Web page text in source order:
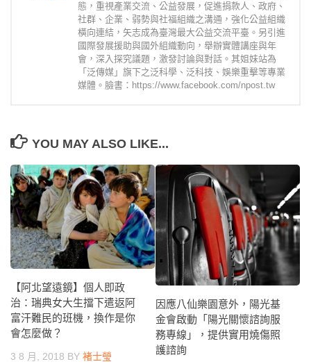
態，重視產業交流、公益發展，促進捐款人、政府、
社群、企業、弱勢與社福組織之溝通，強化公益組織
橫向連結，矢志成為臺灣最大公益交流平臺。另引進
國際發展援助與國外組織動向，舉辦實體講座與年
會，深入探究議題，激發討論與對話。其姐妹站為
「泛傳媒」旗下之泛科學、泛科技、娛樂重擊等專業
媒體。臉書：https://www.facebook.com/npost.tw
YOU MAY ALSO LIKE...
【阿北望遠鏡】個人即政
治：瑞典女大生擋下遣返阿
富汗難民的班機，換作是你
會怎麼做？
3 8 月, 2018 BY 褚士瑩
因應八仙樂園意外，陽光基
金會啟動「陽光關懷諮詢服
務專線」，提供實用燒傷照
護諮詢